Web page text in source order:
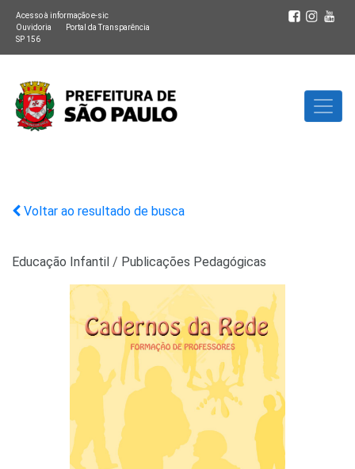
Acesso à informação e-sic
Ouvidoria
Portal da Transparência
SP 156
Voltar ao resultado de busca
Educação Infantil / Publicações Pedagógicas